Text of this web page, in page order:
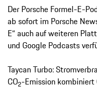
Der Porsche Formel-E-
ab sofort im Porsche
E“ auch auf weiteren
und Google Podcasts
Taycan Turbo:
CO2-Emission